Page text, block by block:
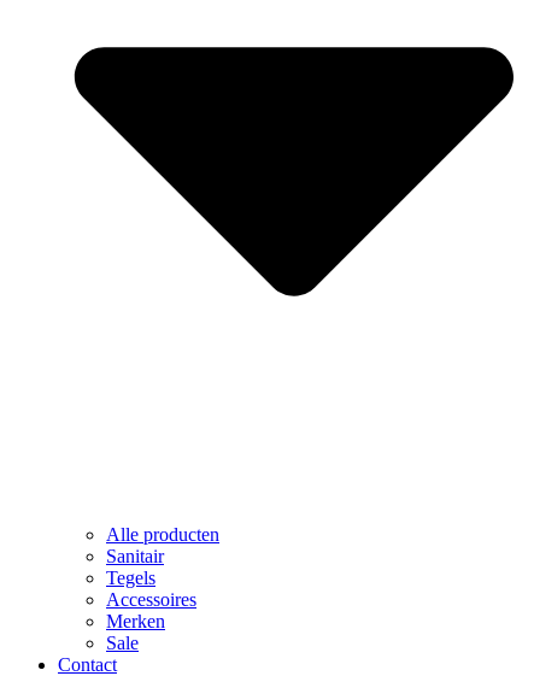
Alle producten
Sanitair
Tegels
Accessoires
Merken
Sale
Contact